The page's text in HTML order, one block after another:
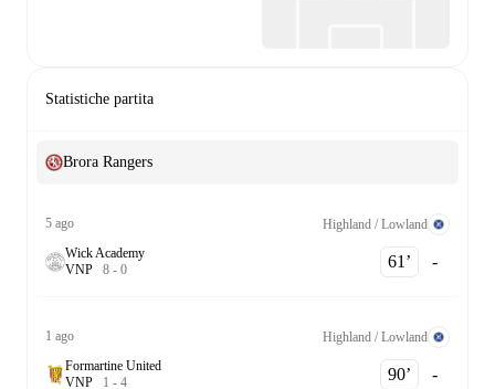
Statistiche partita
Brora Rangers
5 ago
Highland / Lowland
Wick Academy
VNP 8 - 0 61‎’‎ -
1 ago
Highland / Lowland
Formartine United
VNP 1 - 4 90‎’‎ -